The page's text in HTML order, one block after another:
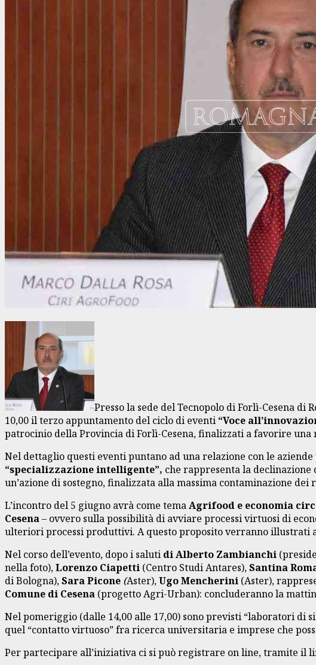
Presso la sede del Tecnopolo di Forlì-Cesena
10,00 il terzo appuntamento del ciclo di eventi “Voce
patrocinio della Provincia di Forlì-Cesena, finalizzati a favorire
Nel dettaglio questi eventi puntano ad una relazione con le
“specializzazione intelligente”, che rappresenta la declinazione
un’azione di sostegno, finalizzata alla massima contaminazione
L’incontro del 5 giugno avrà come temaAgrifood e economia
Cesena– ovvero sulla possibilità di avviare processi virtuosi di
ulteriori processi produttivi. A questo proposito verranno illustrati
Nel corso dell’evento, dopo i saluti di Alberto Zambianchi
nella foto),Lorenzo Ciapetti (Centro Studi Antares),Santina
di Bologna),Sara Picone (Aster),Ugo Mencherini (Aster),
Comune di Cesena (progetto Agri-Urban): concluderanno la
Nel pomeriggio (dalle 14,00 alle 17,00) sono previsti “laboratori
quel “contatto virtuoso” fra ricerca universitaria e imprese che
Per partecipare all’iniziativa ci si può registrare on line, tramite il